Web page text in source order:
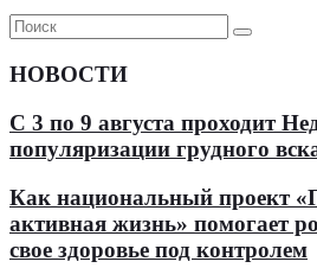
НОВОСТИ
С 3 по 9 августа проходит
популяризации грудного
Как национальный проект
активная жизнь» помогает
свое здоровье под контролем